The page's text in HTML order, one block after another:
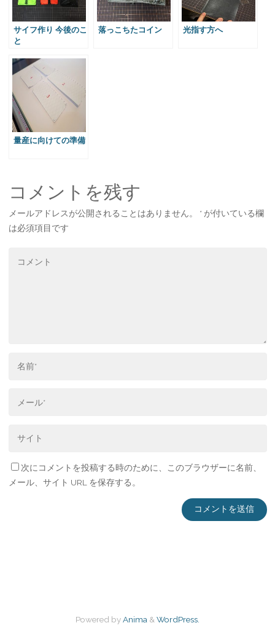
k
s
t
サイフ作り 今後のこ
と
落っこちたコイン 光指す方へ
量産に向けての準備
コメントを残す
メールアドレスが公開されることはありません。 * が付いている欄
は必須項目です
次にコメントを投稿する時のために、このブラウザーに名前、
メール、サイト URL を保存する。
Powered byAnima & WordPress.